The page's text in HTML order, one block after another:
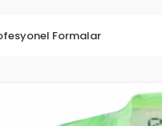
Formalar